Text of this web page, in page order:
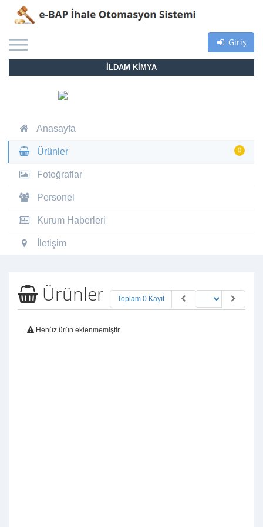
Giriş
İLDAM KİMYA
Anasayfa
0
Ürünler
Fotoğraflar
Personel
Kurum Haberleri
İletişim
Toplam 0 Kayıt
Ürünler
Henüz ürün eklenmemiştir